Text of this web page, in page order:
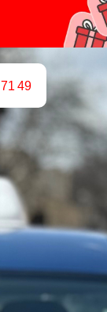
49